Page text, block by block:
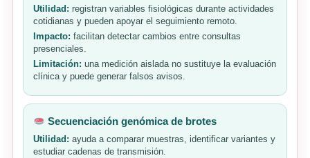
Utilidad: registran variables fisiológicas durante actividades
cotidianas y pueden apoyar el seguimiento remoto.
Impacto: facilitan detectar cambios entre consultas
presenciales.
Limitación: una medición aislada no sustituye la evaluación
clínica y puede generar falsos avisos.
Secuenciación genómica de brotes
Utilidad: ayuda a comparar muestras, identificar variantes y
estudiar cadenas de transmisión.